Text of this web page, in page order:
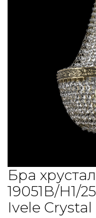
Бра
19051B/H1/
Ivele Crystal